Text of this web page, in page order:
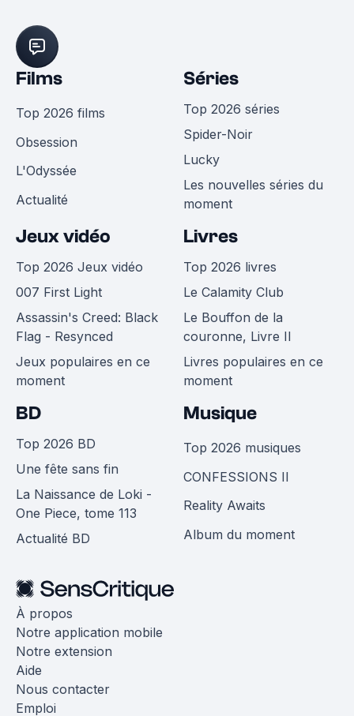
Films
Top 2026 films
Obsession
L'Odyssée
Actualité
Séries
Top 2026 séries
Spider-Noir
Lucky
Les nouvelles séries du
moment
Jeux vidéo
Top 2026 Jeux vidéo
007 First Light
Assassin's Creed: Black
Flag - Resynced
Jeux populaires en ce
moment
Livres
Top 2026 livres
Le Calamity Club
Le Bouffon de la
couronne, Livre II
Livres populaires en ce
moment
BD
Top 2026 BD
Une fête sans fin
La Naissance de Loki -
One Piece, tome 113
Actualité BD
Musique
Top 2026 musiques
CONFESSIONS II
Reality Awaits
Album du moment
À propos
Notre application mobile
Notre extension
Aide
Nous contacter
Emploi